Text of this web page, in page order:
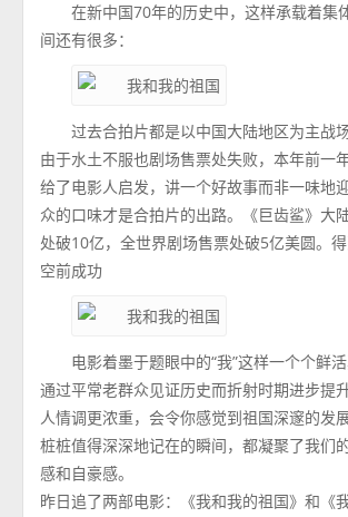
在新中国70年的历史中，这样承载着集
间还有很多：
过去合拍片都是以中国大陆地区为主战
由于水土不服也剧场售票处失败，本年前一
给了电影人启发，讲一个好故事而非一味地
众的口味才是合拍片的出路。《巨齿鲨》大
处破10亿，全世界剧场售票处破5亿美圆。
空前成功
电影着墨于题眼中的“我”这样一个个鲜活
通过平常老群众见证历史而折射时期进步提
人情调更浓重，会令你感觉到祖国深邃的发
桩桩值得深深地记在的瞬间，都凝聚了我们
感和自豪感。
昨日追了两部电影：《我和我的祖国》和《